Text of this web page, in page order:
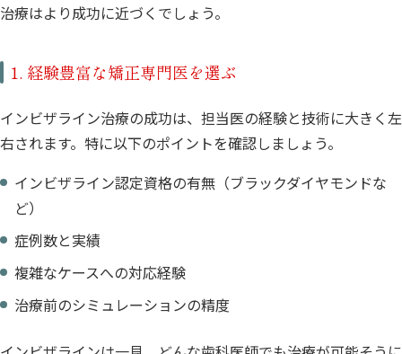
治療はより成功に近づくでしょう。
1. 経験豊富な矯正専門医を選ぶ
インビザライン治療の成功は、担当医の経験と技術に大きく左
右されます。特に以下のポイントを確認しましょう。
インビザライン認定資格の有無（ブラックダイヤモンドな
ど）
症例数と実績
複雑なケースへの対応経験
治療前のシミュレーションの精度